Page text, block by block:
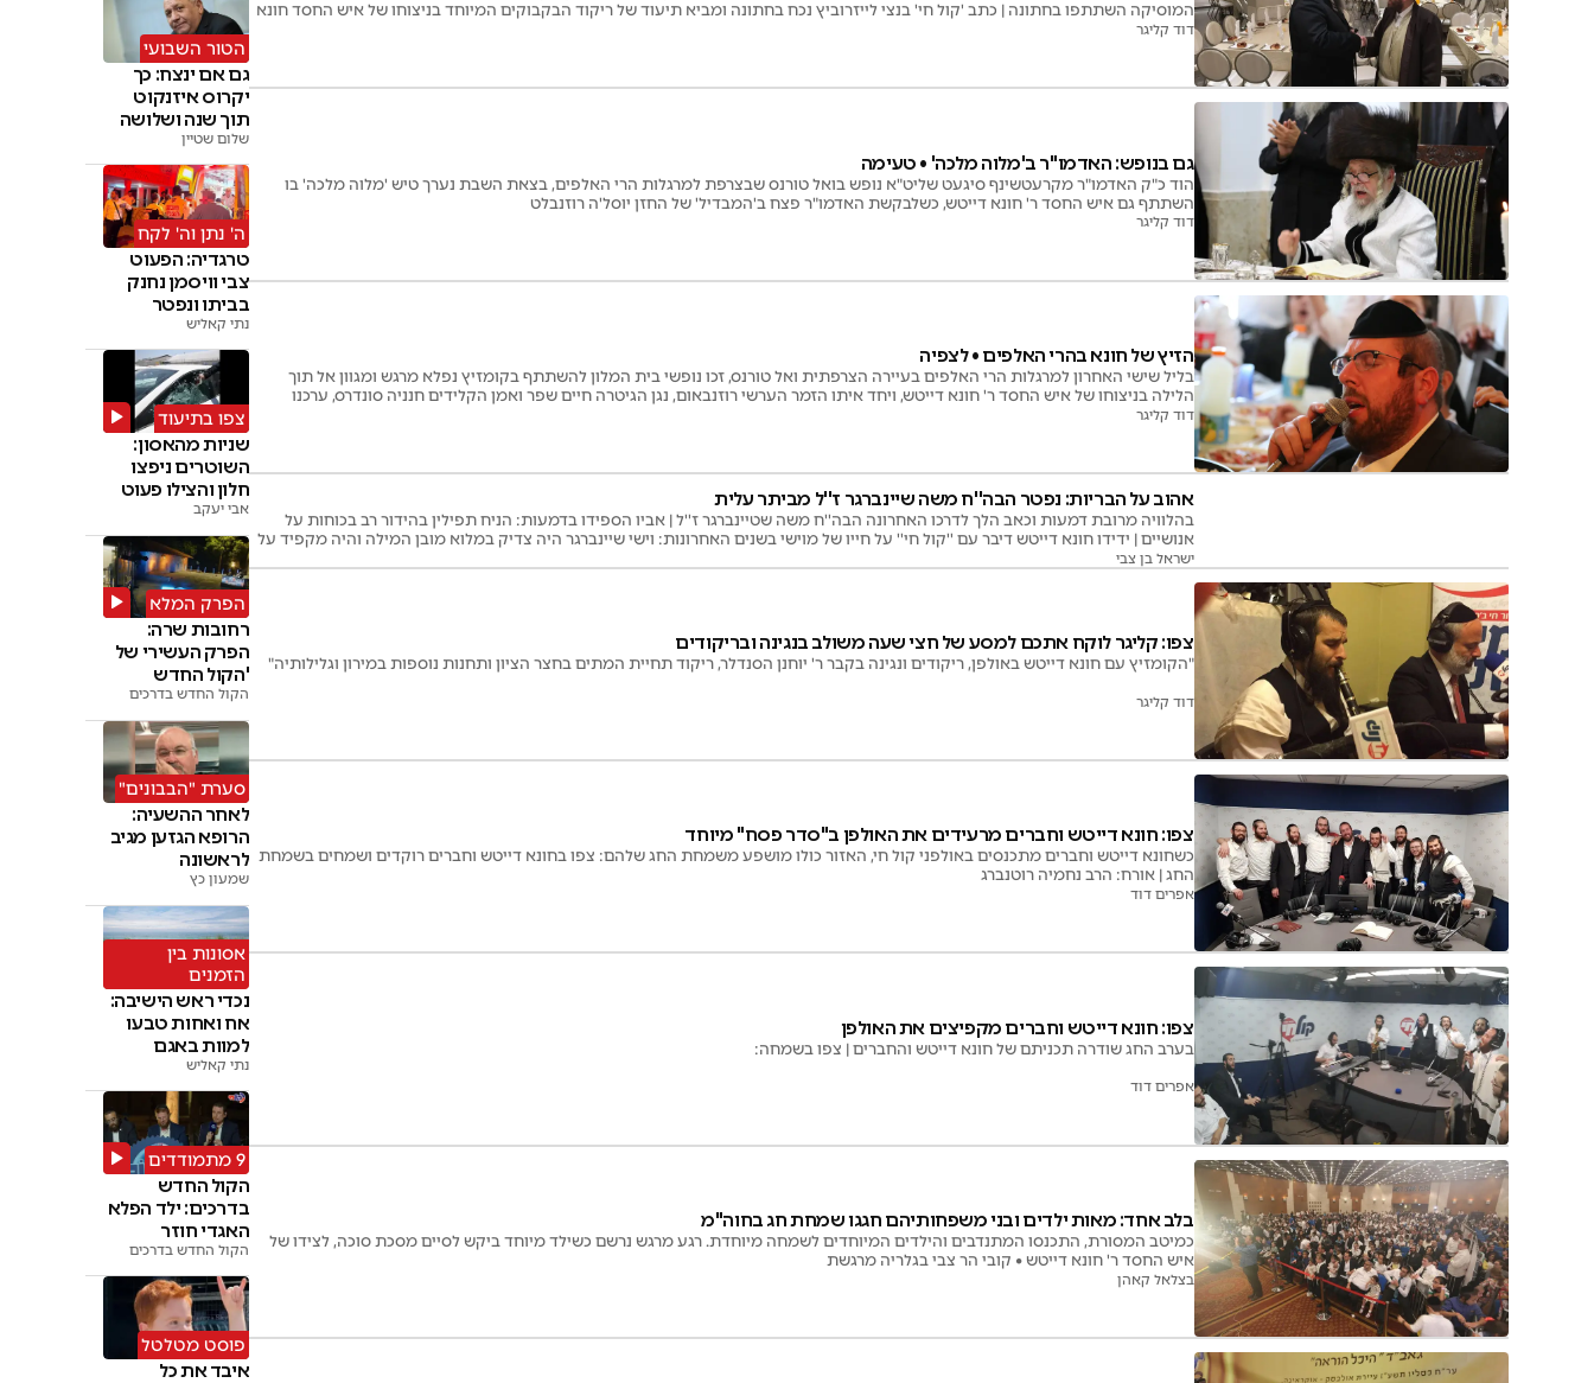
המוסיקה השתתפו בחתונה | כתב 'קול חי' בנצי לייזרוביץ נכח בחתונה ומביא תיעוד של ריקוד הבקבוקים המיוחד בניצוחו של איש החסד חונא
דייטש • מזל טוב
דוד קליגר
גם בנופש: האדמו"ר ב'מלוה מלכה' • טעימה
הוד כ"ק האדמו"ר מקרעטשינף סיגעט שליט"א נופש בואל טורנס שבצרפת למרגלות הרי האלפים, בצאת השבת נערך טיש 'מלוה מלכה' בו
השתתף גם איש החסד ר' חונא דייטש, כשלבקשת האדמו"ר פצח ב'המבדיל' של החזן יוסל'ה רוזנבלט
דוד קליגר
הזיץ של חונא בהרי האלפים • לצפיה
בליל שישי האחרון למרגלות הרי האלפים בעיירה הצרפתית ואל טורנס, זכו נופשי בית המלון להשתתף בקומזיץ נפלא מרגש ומגוון אל תוך
הלילה בניצוחו של איש החסד ר' חונא דייטש, ויחד איתו הזמר הערשי רוזנבאום, נגן הגיטרה חיים שפר ואמן הקלידים חנניה סונדרס, ערכנו
במיוחד עבורכם תשע דקות של הנאה וקורת רוח, תהנו!
דוד קליגר
אהוב על הבריות: נפטר הבה''ח משה שיינברגר ז''ל מביתר עלית
בהלוויה מרובת דמעות וכאב הלך לדרכו האחרונה הבה''ח משה שטיינברגר ז''ל | אביו הספידו בדמעות: הניח תפילין בהידור רב בכוחות על
אנושיים | ידידו חונא דייטש דיבר עם ''קול חי'' על חייו של מוישי בשנים האחרונות: וישי שיינברגר היה צדיק במלוא מובן המילה והיה מקפיד על
קלה כבחמורה, מקפיד על קריאת שמע בזמנה ועל תפילות במניין, איש של חיוך שלמרות כל הסבל אותו עבר בחייו תמיד החיוך היה משוך על
ישראל בן צבי
צפו: קליגר לוקח אתכם למסע של חצי שעה משולב בנגינה ובריקודים
"הקומזיץ עם חונא דייטש באולפן, ריקודים ונגינה בקבר ר' יוחנן הסנדלר, ריקוד תחיית המתים בחצר הציון ותחנות נוספות במירון וגלילותיה"
דוד קליגר
צפו: חונא דייטש וחברים מרעידים את האולפן ב"סדר פסח" מיוחד
כשחונא דייטש וחברים מתכנסים באולפני קול חי, האזור כולו מושפע משמחת החג שלהם: צפו בחונא דייטש וחברים רוקדים ושמחים בשמחת
החג | אורח: הרב נחמיה רוטנברג
אפרים דוד
צפו: חונא דייטש וחברים מקפיצים את האולפן
בערב החג שודרה תכניתם של חונא דייטש והחברים | צפו בשמחה:
אפרים דוד
בלב אחד: מאות ילדים ובני משפחותיהם חגגו שמחת חג בחוה"מ
כמיטב המסורת, התכנסו המתנדבים והילדים המיוחדים לשמחה מיוחדת. רגע מרגש נרשם כשילד מיוחד ביקש לסיים מסכת סוכה, לצידו של
איש החסד ר' חונא דייטש • קובי הר צבי בגלריה מרגשת
בצלאל קאהן
הטור השבועי
גם אם ינצח: כך
יקרוס איזנקוט
תוך שנה ושלושה
חודשים
שלום שטיין
ה' נתן וה' לקח
טרגדיה: הפעוט
צבי וויסמן נחנק
בביתו ונפטר
נתי קאליש
צפו בתיעוד
שניות מהאסון:
השוטרים ניפצו
חלון והצילו פעוט
אבי יעקב
הפרק המלא
רחובות שרה:
הפרק העשירי של
'הקול החדש
בדרכים' • צפו
הקול החדש בדרכים
סערת "הבבונים"
לאחר ההשעיה:
הרופא הגזען מגיב
לראשונה
שמעון כץ
אסונות בין
הזמנים
נכדי ראש הישיבה:
אח ואחות טבעו
למוות באגם
נתי קאליש
9 מתמודדים
הקול החדש
בדרכים: ילד הפלא
האגדי חוזר
כשופט • צפו
הקול החדש בדרכים
פוסט מטלטל
איבד את כל